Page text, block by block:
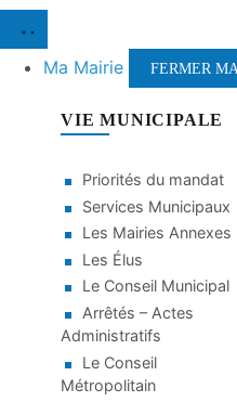
Ma Mairie FERMER
VIE MUNICIPALE
Priorités du mandat
Services Municipaux
Les Mairies Annexes
Les Élus
Le Conseil Municipal
Arrêtés – Actes
Administratifs
Le Conseil
Métropolitain